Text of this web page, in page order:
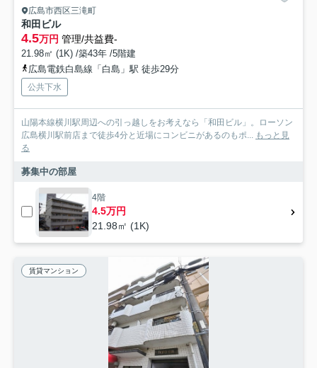
広島市西区三滝町
和田ビル
4.5万円 管理/共益費-
21.98㎡ (1K) /築43年 /5階建
広島電鉄白島線「白島」駅 徒歩29分
公共下水
山陽本線横川駅周辺への引っ越しをお考えなら「和田ビル」。ローソン
広島横川駅前店まで徒歩4分と近場にコンビニがあるのもポ...
もっと見
る
募集中の部屋
4階
4.5万円
21.98㎡ (1K)
賃貸マンション